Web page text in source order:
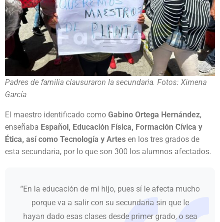
Padres de familia clausuraron la secundaria. Fotos: Ximena
García
El maestro identificado como Gabino Ortega Hernández,
enseñaba Español, Educación Física, Formación Cívica y
Ética, así como Tecnología y Artes en los tres grados de
esta secundaria, por lo que son 300 los alumnos afectados.
“En la educación de mi hijo, pues sí le afecta mucho
porque va a salir con su secundaria sin que le
hayan dado esas clases desde primer grado, o sea